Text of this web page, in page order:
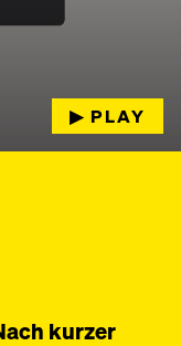
▶︎ PLAY
kurzer